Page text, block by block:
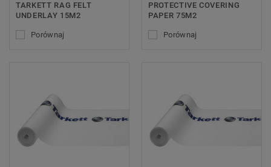
TARKETT RAG FELT
UNDERLAY 15M2
Porównaj
PROTECTIVE COVERING
PAPER 75M2
Porównaj